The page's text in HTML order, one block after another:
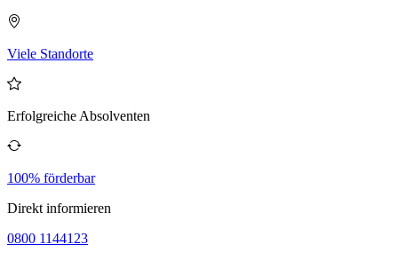
Viele Standorte
Erfolgreiche Absolventen
100% förderbar
Direkt informieren
0800 1144123